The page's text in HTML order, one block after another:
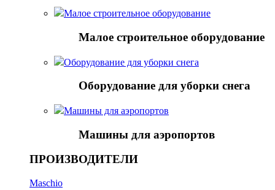
Малое строительное оборудование
Малое строительное оборудование
Оборудование для уборки снега
Оборудование для уборки снега
Mашины для аэропортов
Mашины для аэропортов
ПРОИЗВОДИТЕЛИ
Maschio